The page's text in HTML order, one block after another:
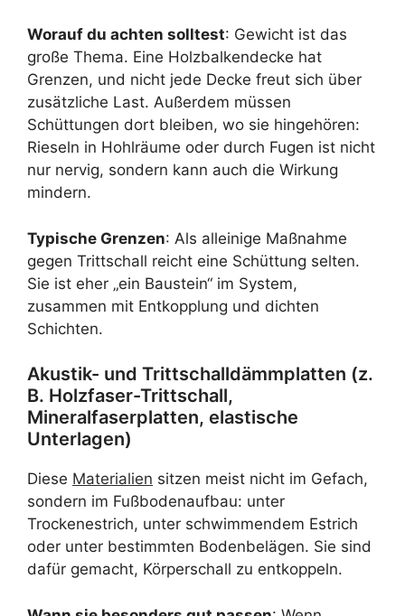
Worauf du achten solltest: Gewicht ist das
große Thema. Eine Holzbalkendecke hat
Grenzen, und nicht jede Decke freut sich über
zusätzliche Last. Außerdem müssen
Schüttungen dort bleiben, wo sie hingehören:
Rieseln in Hohlräume oder durch Fugen ist nicht
nur nervig, sondern kann auch die Wirkung
mindern.
Typische Grenzen: Als alleinige Maßnahme
gegen Trittschall reicht eine Schüttung selten.
Sie ist eher „ein Baustein“ im System,
zusammen mit Entkopplung und dichten
Schichten.
Akustik- und Trittschalldämmplatten (z.
B. Holzfaser-Trittschall,
Mineralfaserplatten, elastische
Unterlagen)
Diese Materialien sitzen meist nicht im Gefach,
sondern im Fußbodenaufbau: unter
Trockenestrich, unter schwimmendem Estrich
oder unter bestimmten Bodenbelägen. Sie sind
dafür gemacht, Körperschall zu entkoppeln.